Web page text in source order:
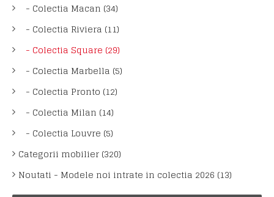
- Colectia Macan (34)
- Colectia Riviera (11)
- Colectia Square (29)
- Colectia Marbella (5)
- Colectia Pronto (12)
- Colectia Milan (14)
- Colectia Louvre (5)
Categorii mobilier (320)
Noutati - Modele noi intrate in colectia 2026 (13)